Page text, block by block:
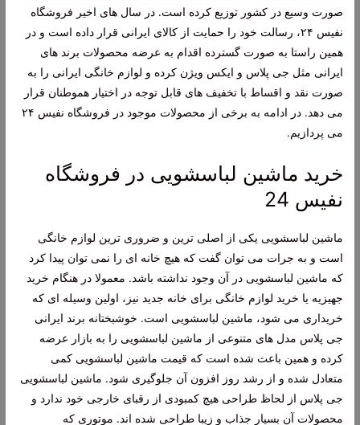
صورت وسیع در کشور توزیع کرده است. در سال های اخیر فروشگاه
نفیس ۲۴، رسالت خود را حمایت از کالای ایرانی قرار داده است و در
همین راستا به صورت گسترده اقدام به عرضه محصولات برند های
ایرانی مثل جی پلاس و ایکس ویژن کرده و لوازم خانگی ایرانی را به
صورت نقد و اقساط با تخفیف های قابل توجه در اختیار هموطنان قرار
می دهد. در ادامه به برخی از محصولات موجود در فروشگاه نفیس ۲۴
می پردازیم.
خرید ماشین لباسشویی در فروشگاه
نفیس 24
ماشین لباسشویی یکی از اصلی ترین و ضروری ترین لوازم خانگی
است و به جرات می توان گفت که هیچ خانه ای را نمی توان پیدا کرد
که ماشین لباسشویی در آن وجود نداشته باشد. معمولا در هنگام خرید
جهیزیه یا خرید لوازم خانگی برای خانه جدید نیز، اولین وسیله ای که
خریداری می شود، ماشین لباسشویی است. خوشبختانه برند ایرانی
جی پلاس مدل های متنوعی از ماشین لباسشویی را به بازار عرضه
کرده و همین باعث شده است که قیمت ماشین لباسشویی کمی
متعادل شده و از رشد روز افزون آن جلوگیری شود. ماشین لباسشویی
جی پلاس از لحاظ طراحی هیچ کمبودی از رقبای خارجی خود ندارد و
محصولات آن بسیار جذاب و زیبا طراحی شده اند. موتوری که